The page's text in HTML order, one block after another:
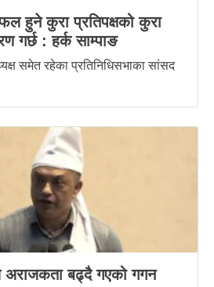
हुने कुरा प्रतिपक्षको कुरा
गर्छ : हर्क साम्पाङ
समेत रहेका प्रतिनिधिसभाका सांसद
अराजकता बढ्दै गएको गगन